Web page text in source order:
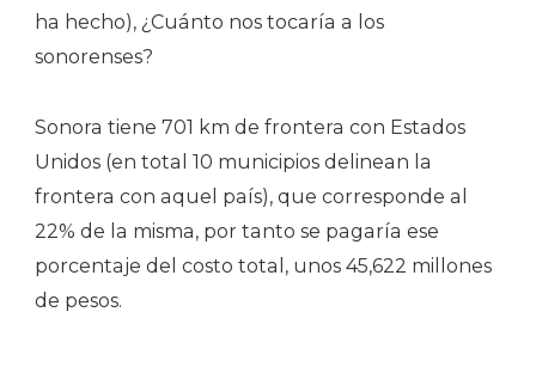
ha hecho), ¿Cuánto nos tocaría a los
sonorenses?
Sonora tiene 701 km de frontera con Estados
Unidos (en total 10 municipios delinean la
frontera con aquel país), que corresponde al
22% de la misma, por tanto se pagaría ese
porcentaje del costo total, unos 45,622 millones
de pesos.